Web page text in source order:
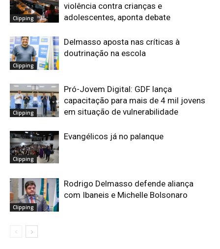
Clipping
violência contra crianças e
adolescentes, aponta debate
Clipping
Delmasso aposta nas críticas à
doutrinação na escola
Clipping
Pró-Jovem Digital: GDF lança
capacitação para mais de 4 mil jovens
em situação de vulnerabilidade
Clipping
Evangélicos já no palanque
Clipping
Rodrigo Delmasso defende aliança
com Ibaneis e Michelle Bolsonaro